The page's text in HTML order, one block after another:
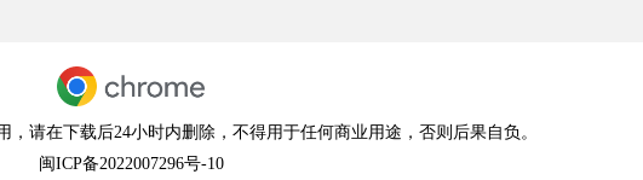
请在下载后24小时内删除，不得用于任何商业用途，否则后果自负。
闽ICP备2022007296号-10